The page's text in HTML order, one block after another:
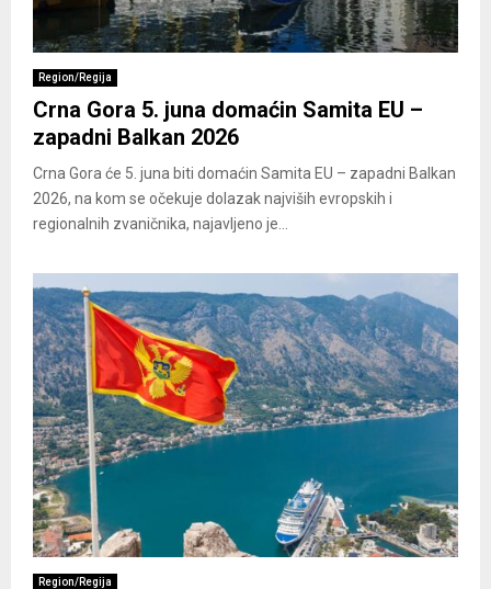
Region/Regija
Crna Gora 5. juna domaćin Samita EU –
zapadni Balkan 2026
Crna Gora će 5. juna biti domaćin Samita EU – zapadni Balkan
2026, na kom se očekuje dolazak najviših evropskih i
regionalnih zvaničnika, najavljeno je...
Region/Regija